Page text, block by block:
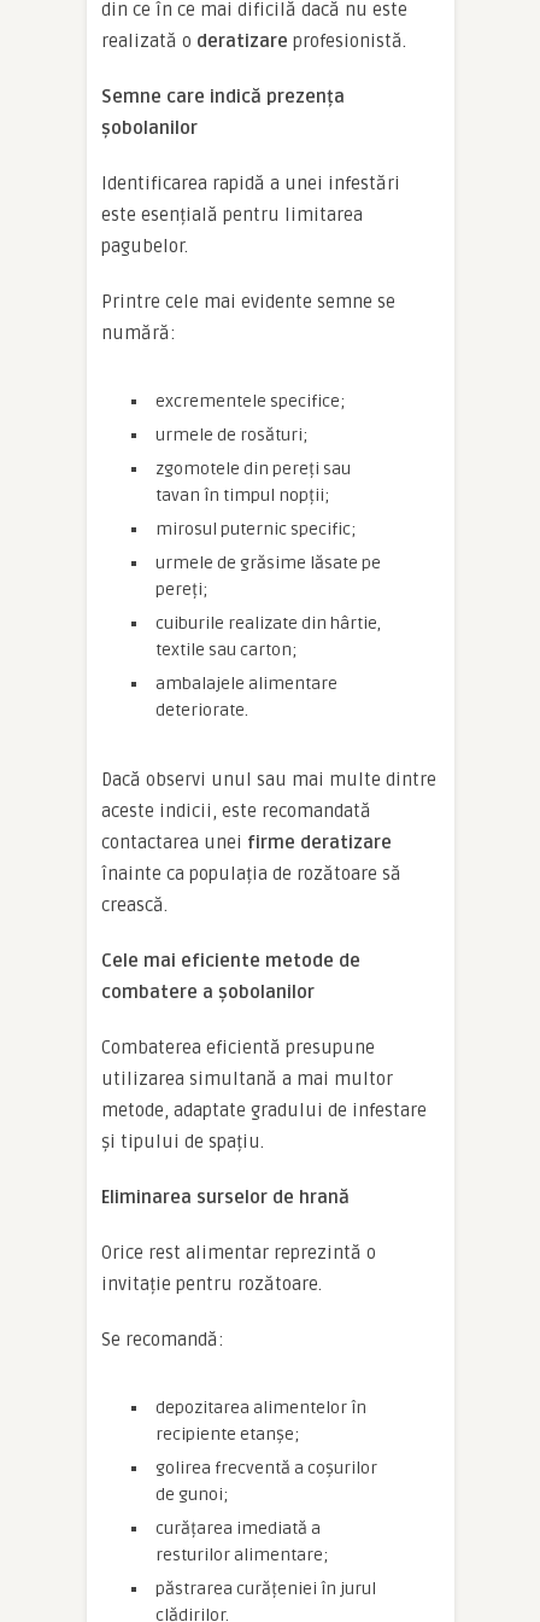
din ce în ce mai dificilă dacă nu este
realizată o deratizare profesionistă.
Semne care indică prezența
șobolanilor
Identificarea rapidă a unei infestări
este esențială pentru limitarea
pagubelor.
Printre cele mai evidente semne se
numără:
excrementele specifice;
urmele de rosături;
zgomotele din pereți sau
tavan în timpul nopții;
mirosul puternic specific;
urmele de grăsime lăsate pe
pereți;
cuiburile realizate din hârtie,
textile sau carton;
ambalajele alimentare
deteriorate.
Dacă observi unul sau mai multe dintre
aceste indicii, este recomandată
contactarea unei firme deratizare
înainte ca populația de rozătoare să
crească.
Cele mai eficiente metode de
combatere a șobolanilor
Combaterea eficientă presupune
utilizarea simultană a mai multor
metode, adaptate gradului de infestare
și tipului de spațiu.
Eliminarea surselor de hrană
Orice rest alimentar reprezintă o
invitație pentru rozătoare.
Se recomandă:
depozitarea alimentelor în
recipiente etanșe;
golirea frecventă a coșurilor
de gunoi;
curățarea imediată a
resturilor alimentare;
păstrarea curățeniei în jurul
clădirilor.